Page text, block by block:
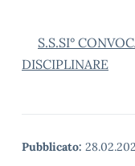
S.S.SI°
DISCIPLINARE
Pubblicato: